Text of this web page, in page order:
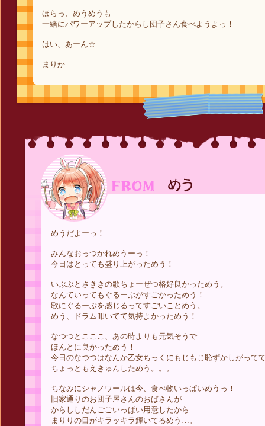
ほらっ、めうめうも
一緒にパワーアップしたからし団子さん食べようよっ！
はい、あーん☆
まりか
めうだよーっ！
みんなおっつかれめうーっ！
今日はとっても盛り上がっためう！
いぶぶとさききの歌ちょーぜつ格好良かっためう。
なんていってもぐるーぶがすごかっためう！
歌にぐるーぶを感じるってすごいことめう。
めう、ドラム叩いてて気持よかっためう！
なつつとこここ、あの時よりも元気そうで
ほんとに良かっためう！
今日のなつつはなんか乙女ちっくにもじもじ恥ずかしがって
ちょっともえきゅんしためう。。。
ちなみにシャノワールは今、食べ物いっぱいめうっ！
旧家通りのお団子屋さんのおばさんが
からししだんごごいっぱい用意したから
まりりの目がキラッキラ輝いてるめう…。